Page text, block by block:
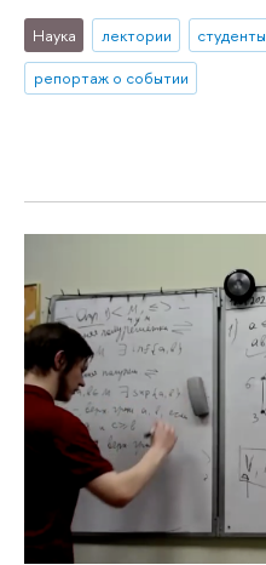
Наука лектории студенты
репортаж о событии